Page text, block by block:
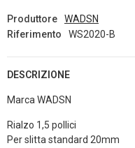
Produttore
WADSN
Riferimento
WS2020-B
DESCRIZIONE
Marca WADSN
Rialzo 1,5 pollici
Per slitta standard 20mm